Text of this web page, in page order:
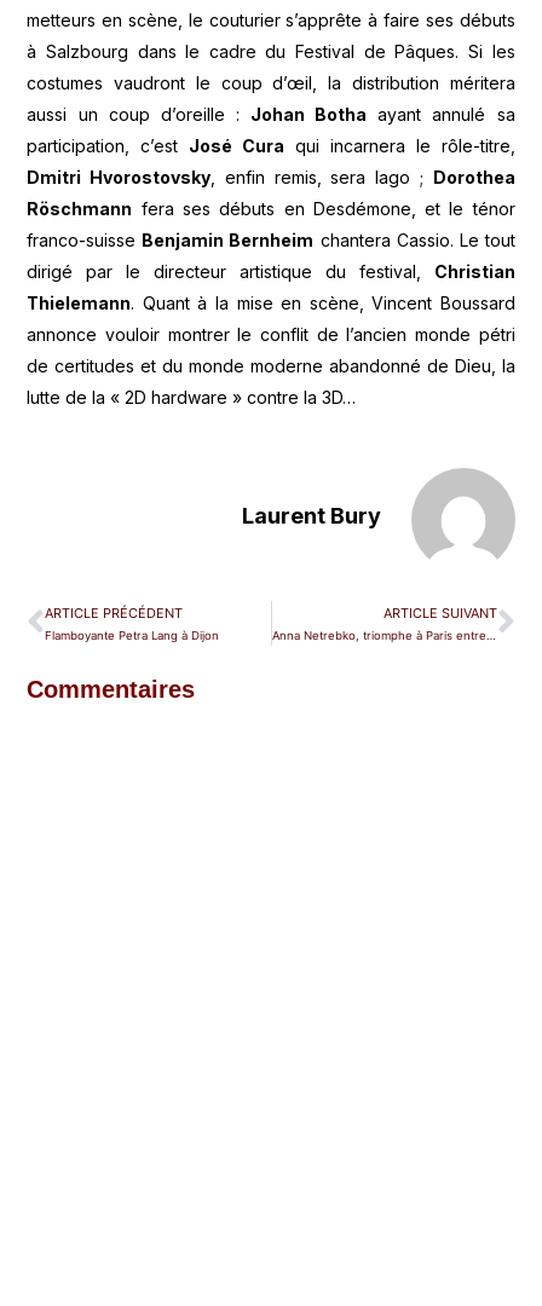
metteurs en scène, le couturier s’apprête à faire ses débuts
à Salzbourg dans le cadre du Festival de Pâques. Si les
costumes vaudront le coup d’œil, la distribution méritera
aussi un coup d’oreille : Johan Botha ayant annulé sa
participation, c’est José Cura qui incarnera le rôle-titre,
Dmitri Hvorostovsky , enfin remis, sera Iago ; Dorothea
Röschmann fera ses débuts en Desdémone, et le ténor
franco-suisse Benjamin Bernheim chantera Cassio. Le tout
dirigé par le directeur artistique du festival, Christian
Thielemann. Quant à la mise en scène, Vincent Boussard
annonce vouloir montrer le conflit de l’ancien monde pétri
de certitudes et du monde moderne abandonné de Dieu, la
lutte de la « 2D hardware » contre la 3D…
Laurent Bury
ARTICLE PRÉCÉDENT
Flamboyante Petra Lang à Dijon
ARTICLE SUIVANT
Commentaires